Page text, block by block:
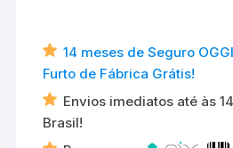
14 meses de Seguro
Furto de Fábrica Grátis!
Envios imediatos até às
Brasil!